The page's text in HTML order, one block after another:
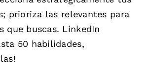
prioriza las relevantes para
que buscas. LinkedIn
50 habilidades,